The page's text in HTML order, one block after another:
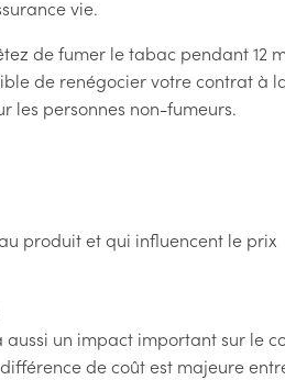
vie.
de fumer le tabac pendant 12
de renégocier votre contrat à
les personnes non-fumeurs.
produit et qui influencent le prix
un impact important sur le
de coût est majeure